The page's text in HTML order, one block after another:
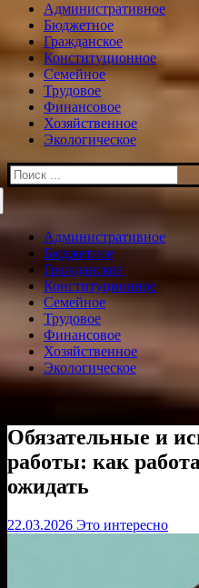
Административное
Бюджетное
Гражданское
Конституционное
Семейное
Трудовое
Финансовое
Хозяйственное
Экологическое
Искать:
Административное
Бюджетное
Гражданское
Конституционное
Семейное
Трудовое
Финансовое
Хозяйственное
Экологическое
Обязательные и
работы: как
ожидать
22.03.2026 Это интересно